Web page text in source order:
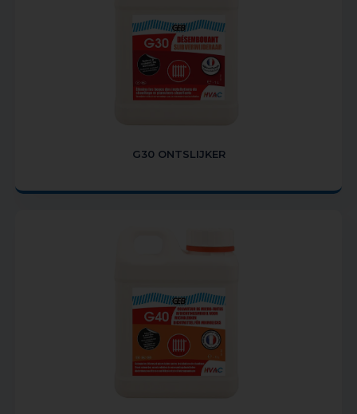
G30 ONTSLIJKER